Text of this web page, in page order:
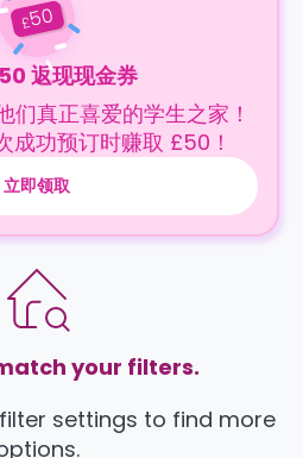
£50
返现现金券
们真正喜爱的学生之家！
成功预订时赚取 £50！
立即领取
your filters.
settings to find more